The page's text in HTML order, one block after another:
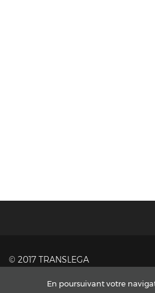
© 2017 TRANSLEGA
En poursuivant votre